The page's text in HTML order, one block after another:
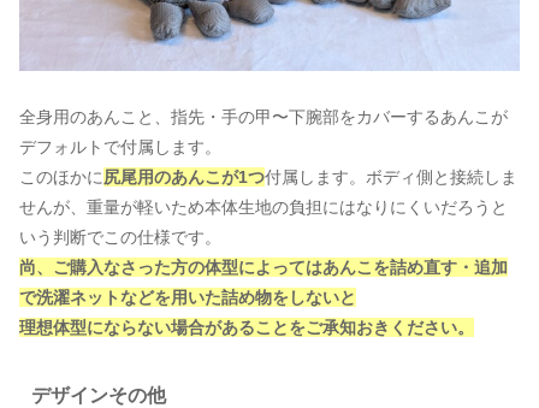
全身用のあんこと、指先・手の甲〜下腕部をカバーするあんこが
デフォルトで付属します。
このほかに尻尾用のあんこが1つ付属します。ボディ側と接続しま
せんが、重量が軽いため本体生地の負担にはなりにくいだろうと
いう判断でこの仕様です。
尚、ご購入なさった方の体型によってはあんこを詰め直す・追加
で洗濯ネットなどを用いた詰め物をしないと
理想体型にならない場合があることをご承知おきください。
デザインその他